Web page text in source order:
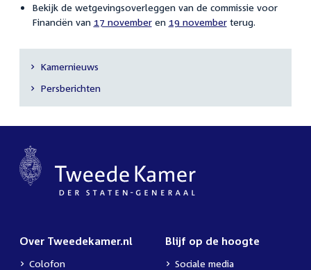
Bekijk de wetgevingsoverleggen van de commissie voor
Financiën van 17 novemberen 19 novemberterug.
Secundaire
navigatie
Kamernieuws
Persberichten
Over Tweedekamer.nl
Colofon
Blijf op de hoogte
Sociale media